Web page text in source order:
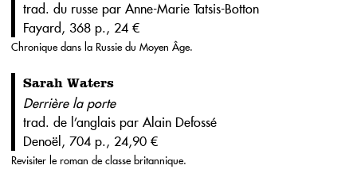
trad. du russe par Anne-Marie Tatsis-Botton
Fayard, 368 p., 24 €
Chronique dans la Russie du Moyen Âge.
Sarah Waters
Derrière la porte
trad. de l’anglais par Alain Defossé
Denoël, 704 p., 24,90 €
Revisiter le roman de classe britannique.